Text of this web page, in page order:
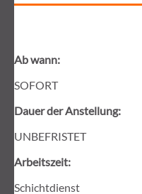
Ab wann:
SOFORT
Dauer der Anstellung:
UNBEFRISTET
Arbeitszeit:
Schichtdienst